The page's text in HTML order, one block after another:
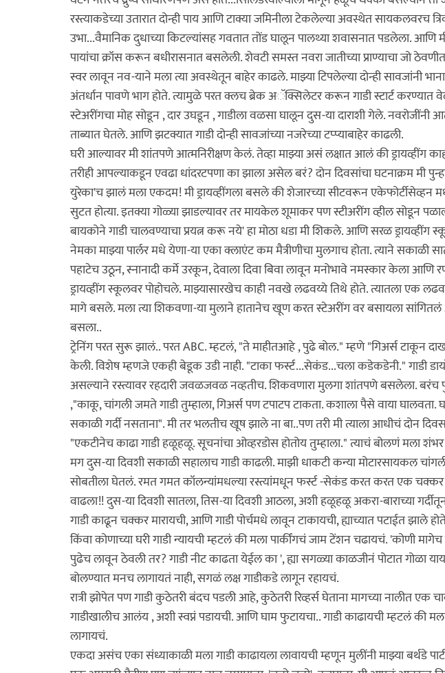
रस्त्याकडेच्या उतारात दोन्ही पाय आणि टाक्या जमिनीला टेकलेल्या अवस्थेत सायकलवरच
उभा...वैमानिक दुधाच्या किटल्यांसह गवतात तोंड घालून पालथ्या शवासनात पडलेला. आणि
पायांचा क्रॉस करून बधीरासनात बसलेली. शेवटी समस्त नवरा जातीच्या प्राण्याचा जो
स्वर लावून नव-याने मला त्या अवस्थेतून बाहेर काढले. माझ्या टिपलेल्या दोन्ही सावजांनी
अंतर्धान पावणे भाग होते. त्यामुळे परत क्लच ब्रेक अॅक्सिलेटर करून गाडी स्टार्ट करण्यात
स्टेअरींगचा मोह सोडून , दार उघडून , गाडीला वळसा घालून दुस-या दाराशी गेले.
ताब्यात घेतले. आणि झटक्यात गाडी दोन्ही सावजांच्या नजरेच्या टप्प्याबाहेर काढली.
घरी आल्यावर मी शांतपणे आत्मनिरीक्षण केलं. तेव्हा माझ्या असं लक्षात आलं की ड्रायव्हींग
तरीही आपल्याकडून एवढा धांदरटपणा का झाला असेल बरं? दोन दिवसांचा घटनाक्रम मी
युरेका'च झालं मला एकदम! मी ड्रायव्हींगला बसले की शेजारच्या सीटवरून एकेफोर्टीसेव्हन
सुटत होत्या. इतक्या गोळ्या झाडल्यावर तर मायकेल शूमाकर पण स्टीअरींग व्हील सोडून
बायकोने गाडी चालवण्याचा प्रयत्न करू नये' हा मोठा धडा मी शिकले. आणि सरळ
नेमका माझ्या पार्लर मधे येणा-या एका क्लाएंट कम मैत्रीणीचा मुलगाच होता. त्याने सकाळी
पहाटेच उठून, स्नानादी कर्मे उरकून, देवाला दिवा बिवा लावून मनोभावे नमस्कार केला आणि
ड्रायव्हींग स्कूलवर पोहोचले. माझ्यासारखेच काही नवखे लढवय्ये तिथे होते. त्यातला एक
मागे बसले. मला त्या शिकवणा-या मुलाने हातानेच खूण करत स्टेअरींग वर बसायला
बसला..
ट्रेनिंग परत सुरू झालं.. परत ABC. म्हटलं, "ते माहीतआहे , पुढे बोल." म्हणे "गिअर्स टाकून
केली. विशेष म्हणजे एकही बेडूक उडी नाही. "टाका फर्स्ट...सेकंड...चला कडेकडेनी." गाडी
असल्याने रस्त्यावर रहदारी जवळजवळ नव्हतीच. शिकवणारा मुलगा शांतपणे बसलेला. बरंच
,"काकू, चांगली जमते गाडी तुम्हाला, गिअर्स पण टपाटप टाकता. कशाला पैसे वाया घालवता.
सकाळी गर्दी नसताना". मी तर भलतीच खूष झाले ना बा..पण तरी मी त्याला आधीचं दोन
"एकटीनेच काढा गाडी हळूहळू. सूचनांचा ओव्हरडोस होतोय तुम्हाला." त्याचं बोलणं मला
मग दुस-या दिवशी सकाळी सहालाच गाडी काढली. माझी धाकटी कन्या मोटारसायकल
सोबतीला घेतलं. रमत गमत कॉलन्यांमधल्या रस्त्यांमधून फर्स्ट -सेकंड करत करत एक चक्कर
वाढला!! दुस-या दिवशी सातला, तिस-या दिवशी आठला, अशी हळूहळू अकरा-बाराच्या
गाडी काढून चक्कर मारायची, आणि गाडी पोर्चमधे लावून टाकायची, ह्याच्यात पटाईत झाले
किंवा कोणाच्या घरी गाडी न्यायची म्हटलं की मला पार्कींगचं जाम टेंशन चढायचं. 'कोणी
पुढेच लावून ठेवली तर? गाडी नीट काढता येईल का ', ह्या सगळ्या काळजीनं पोटात गोळा
बोलण्यात मनच लागायतं नाही, सगळं लक्ष गाडीकडे लागून रहायचं.
रात्री झोपेत पण गाडी कुठेतरी बंदच पडली आहे, कुठेतरी रिव्हर्स घेताना मागच्या नालीत
गाडीखालीच आलंय , अशी स्वप्नं पडायची. आणि घाम फुटायचा.. गाडी काढायची म्हटलं की
लागायचं.
एकदा असंच एका संध्याकाळी मला गाडी काढायला लावायची म्हणून मुलींनी माझ्या बर्थडे